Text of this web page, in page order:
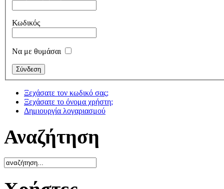
Κωδικός
Να με θυμάσαι
Ξεχάσατε τον κωδικό σας;
Ξεχάσατε το όνομα χρήστη;
Δημιουργία λογαριασμού
Αναζήτηση